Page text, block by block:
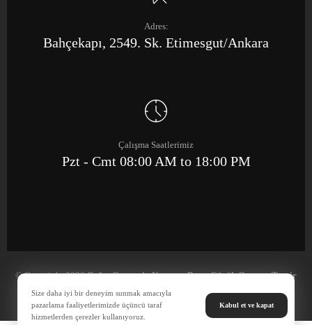
Adres:
Bahçekapı, 2549. Sk. Etimesgut/Ankara
Çalışma Saatlerimiz
Pzt - Cmt 08:00 AM to 18:00 PM
© Copyright 2026Çağrı Otomotiv Kaporta Boya Göçük Onarım Tamir
Merkezi
Size daha iyi bir deneyim sunmak amacıyla
pazarlama faaliyetlerimizde üçüncü taraf
hizmetlerden çerezler kullanıyoruz.
Kabul et ve kapat